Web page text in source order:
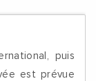
puis
est prévue